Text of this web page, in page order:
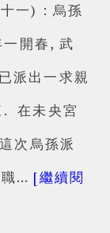
一) : 烏孫
開春, 武
派出一求親
. 在未央宮
次烏孫派
… [繼續閱